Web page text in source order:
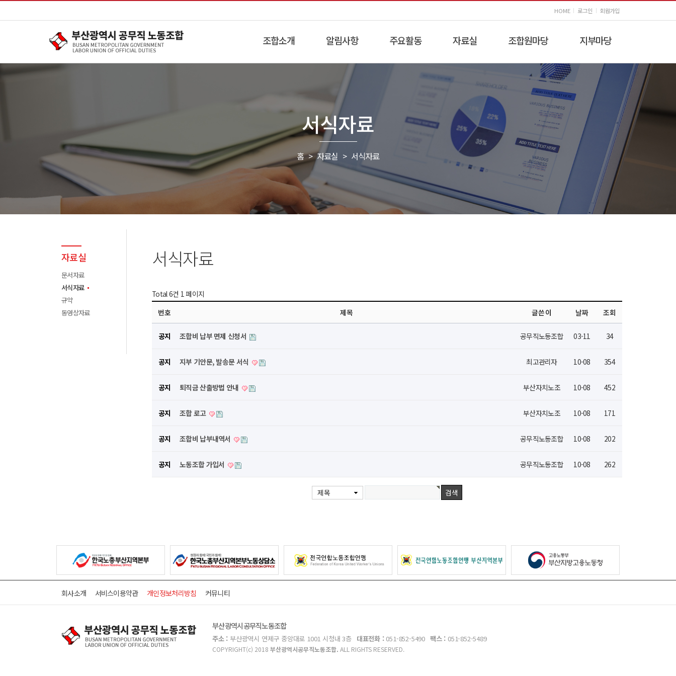
HOME 로그인 회원가입
조합소개 알림사항 주요활동 자료실 조합원마당 지부마당
서식자료
홈 > 자료실 > 서식자료
자료실
문서자료
서식자료
규약
동영상자료
서식자료
Total 6건 1 페이지
번호
제목 글쓴이 날짜 조회
공지 조합비 납부 면제 신청서 공무직노동조합 03-11 34
공지 지부 기안문, 발송문 서식 최고관리자 10-08 354
공지 퇴직금 산출방법 안내 부산자치노조 10-08 452
공지 조합 로고 부산자치노조 10-08 171
공지 조합비 납부내역서 공무직노동조합 10-08 202
공지 노동조합 가입서 공무직노동조합 10-08 262
제목
회사소개 서비스이용약관 개인정보처리방침 커뮤니티
부산광역시공무직노동조합
주소 : 부산광역시 연제구 중앙대로 1001 시청내 3층 대표전화 : 051-852-5490 팩스 : 051-852-5489
COPYRIGHT(c) 2018 부산광역시공무직노동조합. ALL RIGHTS RESERVED.